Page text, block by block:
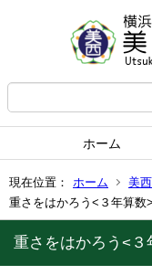
ホーム
現在位置： ホーム 美
重さをはかろう<３年算数>
重さをはかろう<３